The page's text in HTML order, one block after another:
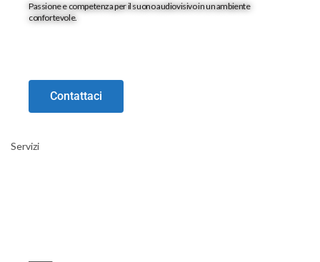
Passione e competenza per il suono audiovisivo in un ambiente
confortevole.
Contattaci
Servizi